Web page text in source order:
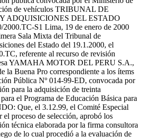
de vehículos TRIBUNAL DE
ADQUISICIONES DEL ESTADO
S1 Lima, 19 de enero de 2000
Sala Mixta del Tribunal de
del Estado del 19.1.2000, el
referente al recurso de revisión
YAMAHA MOTOR DEL PERU S.A.,
la Buena Pro correspondiente a los ítems
Pública Nº 014-99-ED, convocada por
para la adquisición de treinta
el Programa de Educación Básica para
Que, el 3.12.99, el Comité Especial
el proceso de selección, aprobó los
técnica elaborada por la firma consultora
de lo cual procedió a la evaluación de